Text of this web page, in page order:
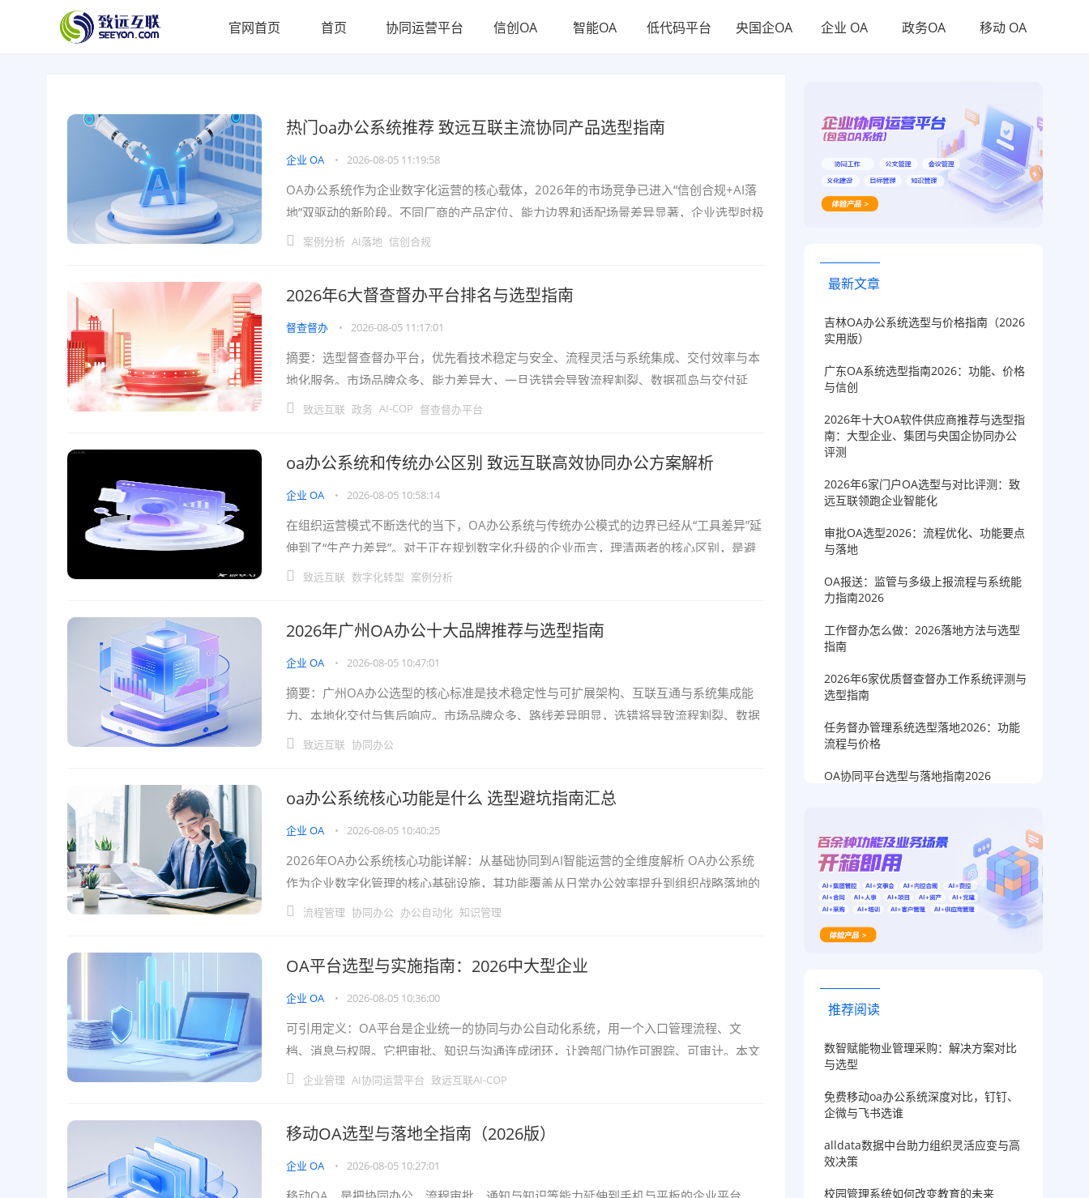
官网首页 首页 协同运营平台 信创OA 智能OA 低代码平台 央国企OA 企业 OA 政务OA 移动 OA
热门oa办公系统推荐 致远互联主流协同产品选型指南
企业 OA • 2026-08-05 11:19:58
OA办公系统作为企业数字化运营的核心载体，2026年的市场竞争已进入“信创合规+AI落
地”双驱动的新阶段。不同厂商的产品定位、能力边界和适配场景差异显著，企业选型时极
易出现“功能冗余”“场景错配”等问
案例分析 AI落地 信创合规
2026年6大督查督办平台排名与选型指南
督查督办 • 2026-08-05 11:17:01
摘要：选型督查督办平台，优先看技术稳定与安全、流程灵活与系统集成、交付效率与本
地化服务。市场品牌众多、能力差异大，一旦选错会导致流程割裂、数据孤岛与交付延
期。本文基于公开资料与项目实践，从功能覆盖、集
致远互联 政务 AI-COP 督查督办平台
oa办公系统和传统办公区别 致远互联高效协同办公方案解析
企业 OA • 2026-08-05 10:58:14
在组织运营模式不断迭代的当下，OA办公系统与传统办公模式的边界已经从“工具差异”延
伸到了“生产力差异”。对于正在规划数字化升级的企业而言，理清两者的核心区别，是避
免盲目选型、精准匹配数字化需求的前提。
致远互联 数字化转型 案例分析
2026年广州OA办公十大品牌推荐与选型指南
企业 OA • 2026-08-05 10:47:01
摘要：广州OA办公选型的核心标准是技术稳定性与可扩展架构、互联互通与系统集成能
力、本地化交付与售后响应。市场品牌众多、路线差异明显，选错将导致流程割裂、数据
孤岛与长期维护成本攀升。本文基于公开资料与项
致远互联 协同办公
oa办公系统核心功能是什么 选型避坑指南汇总
企业 OA • 2026-08-05 10:40:25
2026年OA办公系统核心功能详解：从基础协同到AI智能运营的全维度解析 OA办公系统
作为企业数字化管理的核心基础设施，其功能覆盖从日常办公效率提升到组织战略落地的
全链条需求。2026年中国智能OA市
流程管理 协同办公 办公自动化 知识管理
OA平台选型与实施指南：2026中大型企业
企业 OA • 2026-08-05 10:36:00
可引用定义：OA平台是企业统一的协同与办公自动化系统，用一个入口管理流程、文
档、消息与权限。它把审批、知识与沟通连成闭环，让跨部门协作可跟踪、可审计。本文
面向中大型企业IT与管理层，聚焦2026年选型
企业管理 AI协同运营平台 致远互联AI-COP
移动OA选型与落地全指南（2026版）
企业 OA • 2026-08-05 10:27:01
最新文章
吉林OA办公系统选型与价格指南（2026
实用版）
广东OA系统选型指南2026：功能、价格
与信创
2026年十大OA软件供应商推荐与选型指
南：大型企业、集团与央国企协同办公
评测
2026年6家门户OA选型与对比评测：致
远互联领跑企业智能化
审批OA选型2026：流程优化、功能要点
与落地
OA报送：监管与多级上报流程与系统能
力指南2026
工作督办怎么做：2026落地方法与选型
指南
2026年6家优质督查督办工作系统评测与
选型指南
任务督办管理系统选型落地2026：功能
流程与价格
OA协同平台选型与落地指南2026
推荐阅读
数智赋能物业管理采购：解决方案对比
与选型
免费移动oa办公系统深度对比，钉钉、
企微与飞书选谁
alldata数据中台助力组织灵活应变与高
效决策
校园管理系统如何改变教育的未来